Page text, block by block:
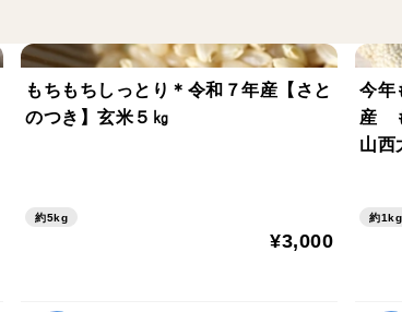
また、今年の猛暑
色彩選別機にかけ
ださい。また、カ
います。こちらも
▼注文に際しての
もちもちしっとり＊令和７年産【さと
のつき】玄米５㎏
約5kg
¥3,000
今年
産
山西
約1kg